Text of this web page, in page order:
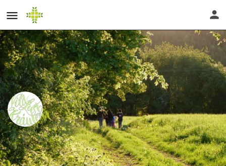
Kräuterwanderung Kräuter -
heilende Helfer